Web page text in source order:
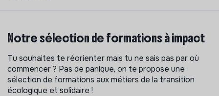
Notre sélection de formations à impact
Tu souhaites te réorienter mais tu ne sais pas par où
commencer ? Pas de panique, on te propose une
sélection de formations aux métiers de la transition
écologique et solidaire !